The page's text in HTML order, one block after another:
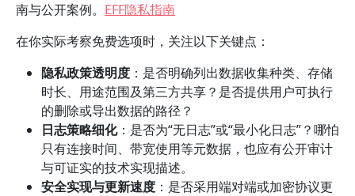
南与公开案例。 EFF隐私指南
在你实际考察免费选项时，关注以下关键点：
隐私政策透明度 ：是否明确列出数据收集种类、存储
时长、用途范围及第三方共享？是否提供用户可执行
的删除或导出数据的路径？
日志策略细化：是否为“无日志”或“最小化日志”？哪怕
只有连接时间、带宽使用等元数据，也应有公开审计
与可证实的技术实现描述。
安全实现与更新速度 ：是否采用端对端或加密协议更